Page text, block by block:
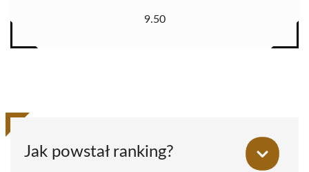
9.50
Jak powstał ranking?